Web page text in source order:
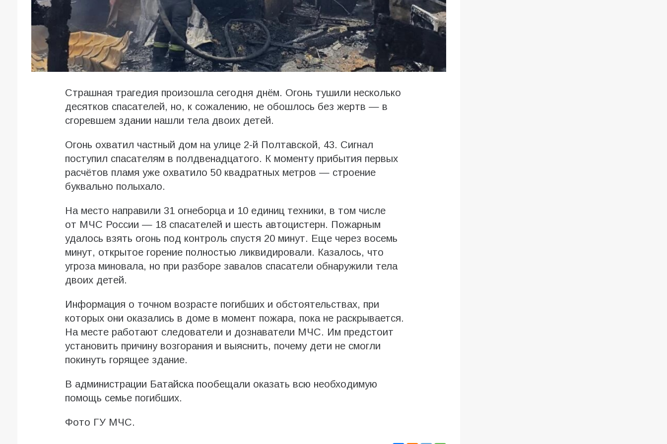
Страшная трагедия произошла сегодня днём. Огонь тушили несколько
десятков спасателей, но, к сожалению, не обошлось без жертв — в
сгоревшем здании нашли тела двоих детей.
Огонь охватил частный дом на улице 2-й Полтавской, 43. Сигнал
поступил спасателям в полдвенадцатого. К моменту прибытия первых
расчётов пламя уже охватило 50 квадратных метров — строение
буквально полыхало.
На место направили 31 огнеборца и 10 единиц техники, в том числе
от МЧС России — 18 спасателей и шесть автоцистерн. Пожарным
удалось взять огонь под контроль спустя 20 минут. Еще через восемь
минут, открытое горение полностью ликвидировали. Казалось, что
угроза миновала, но при разборе завалов спасатели обнаружили тела
двоих детей.
Информация о точном возрасте погибших и обстоятельствах, при
которых они оказались в доме в момент пожара, пока не раскрывается.
На месте работают следователи и дознаватели МЧС. Им предстоит
установить причину возгорания и выяснить, почему дети не смогли
покинуть горящее здание.
В администрации Батайска пообещали оказать всю необходимую
помощь семье погибших.
Фото ГУ МЧС.